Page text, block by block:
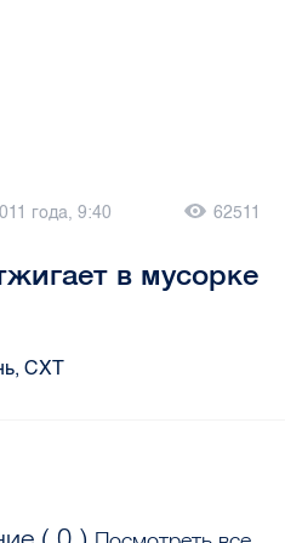
года, 9:40 62511
в мусорке
СХТ